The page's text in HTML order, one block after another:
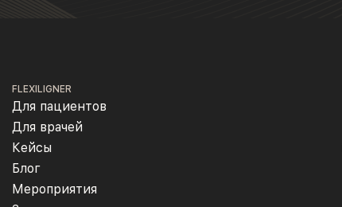
FLEXILIGNER
Для пациентов
Для врачей
Кейсы
Блог
Мероприятия